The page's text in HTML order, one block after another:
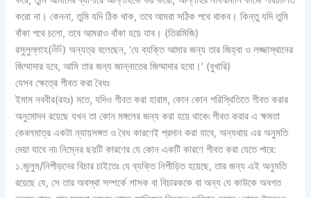
করো না। কেননা, তুমি যদি ঠিক থাক, তবে আমরা সঠিক পথে থাকব। কিন্তু যদি তুমি
বাঁকা পথে চলো, তবে আমরাও বাঁকা হয়ে যাব। (তিরমিজি)
রসুলুল্লাহ(ﷺ) অন্যত্র বলেছেন, ‘যে ব্যক্তি আমার জন্য তার জিহ্বা ও লজ্জাস্থানের
জিম্মাদার হবে, আমি তার জন্য জান্নাতের জিম্মাদার হবো।’ (বুখারি)
যেসব ক্ষেত্রে গীবত করা বৈধঃ
ইমাম নববীর(রহঃ) মতে, যদিও গীবত করা হারাম, কোন কোন পরিস্থিতিতে গীবত করার
অনুমোদন রয়েছে যখন তা কোন মঙ্গলের জন্য করা হয়ে থাকে৷ গীবত করার এ ক্ষমতা
কেবলমাত্র একটা ন্যায়সঙ্গত ও বৈধ কারণেই প্রদান করা যাবে, অন্যথায় এর অনুমতি
দেয়া যাবে না৷ নিম্নের ছয়টি কারণের যে কোন একটি কারণে গীবত করা যেতে পারে:
১.জুলুম/নিপীড়নের বিচার চাইতেঃ যে ব্যক্তি নিপীড়িত হয়েছে, তার জন্য এই অনুমতি
রয়েছে যে, সে তার অবস্থা সম্পর্কে শাসক বা বিচারককে বা অন্য যে কাউকে অবগত